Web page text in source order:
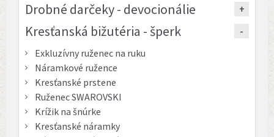
Drobné darčeky - devocionálie
Kresťanská bižutéria - šperk
Exkluzívny ruženec na ruku
Náramkové ružence
Kresťanské prstene
Ruženec SWAROVSKI
Krížik na šnúrke
Kresťanské náramky